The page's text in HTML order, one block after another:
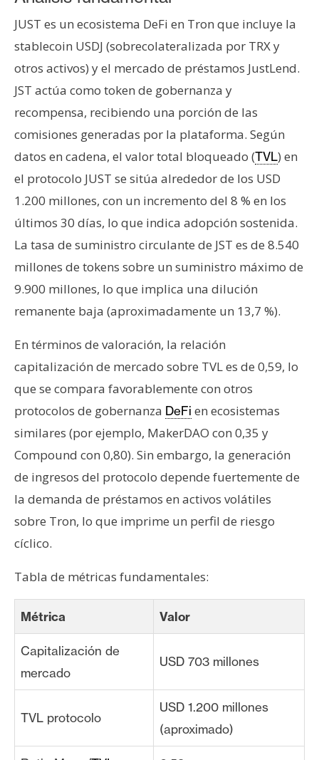
JUST es un ecosistema DeFi en Tron que incluye la
stablecoin USDJ (sobrecolateralizada por TRX y
otros activos) y el mercado de préstamos JustLend.
JST actúa como token de gobernanza y
recompensa, recibiendo una porción de las
comisiones generadas por la plataforma. Según
datos en cadena, el valor total bloqueado (TVL) en
el protocolo JUST se sitúa alrededor de los USD
1.200 millones, con un incremento del 8 % en los
últimos 30 días, lo que indica adopción sostenida.
La tasa de suministro circulante de JST es de 8.540
millones de tokens sobre un suministro máximo de
9.900 millones, lo que implica una dilución
remanente baja (aproximadamente un 13,7 %).
En términos de valoración, la relación
capitalización de mercado sobre TVL es de 0,59, lo
que se compara favorablemente con otros
protocolos de gobernanza DeFi en ecosistemas
similares (por ejemplo, MakerDAO con 0,35 y
Compound con 0,80). Sin embargo, la generación
de ingresos del protocolo depende fuertemente de
la demanda de préstamos en activos volátiles
sobre Tron, lo que imprime un perfil de riesgo
cíclico.
Tabla de métricas fundamentales:
Métrica Valor
Capitalización de
mercado
USD 703 millones
TVL protocolo
USD 1.200 millones
(aproximado)